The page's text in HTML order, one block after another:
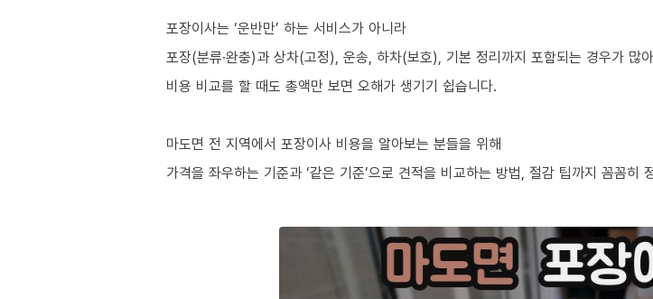
포장이사는 ‘운반만’ 하는 서비스가 아니라
포장(분류·완충)과 상차(고정), 운송, 하차(보호), 기본 정리까지 포함되는 경우가 많아
비용 비교를 할 때도 총액만 보면 오해가 생기기 쉽습니다.
마도면 전 지역에서 포장이사 비용을 알아보는 분들을 위해
가격을 좌우하는 기준과 ‘같은 기준’으로 견적을 비교하는 방법, 절감 팁까지 꼼꼼히